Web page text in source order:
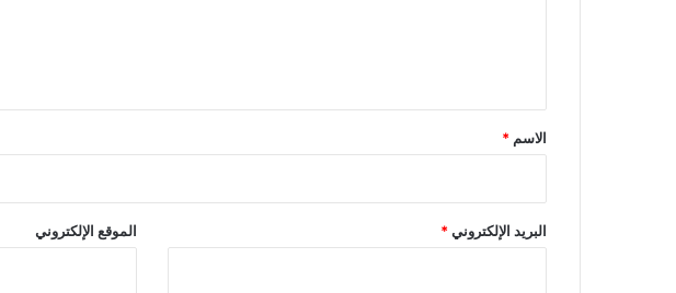
*
الاسم *
البريد الإلكتروني* الموقع الإلكتروني